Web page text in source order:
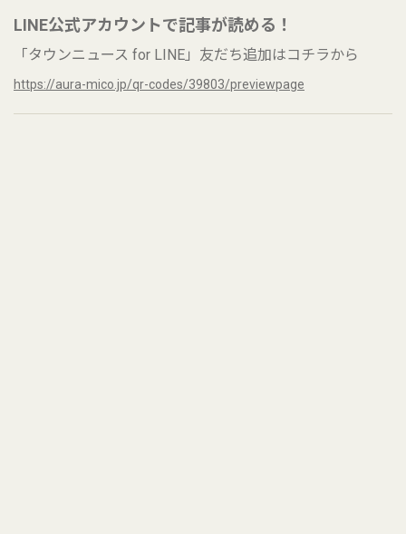
LINE公式アカウントで記事が読める！
「タウンニュース for LINE」友だち追加はコチラから
https://aura-mico.jp/qr-codes/39803/previewpage